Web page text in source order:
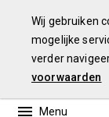
Wij gebruiken
mogelijke
verder
voorwaarden